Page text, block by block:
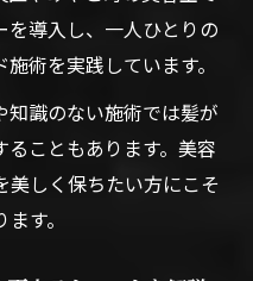
を導入し、一人ひとりの
術を実践しています。
識のない施術では髪が
こともあります。美容
美しく保ちたい方にこそ
す。